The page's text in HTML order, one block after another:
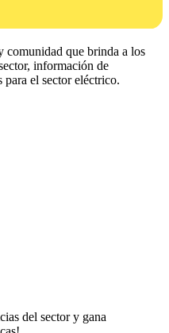
comunidad que brinda a los
información de
el sector eléctrico.
del sector y gana